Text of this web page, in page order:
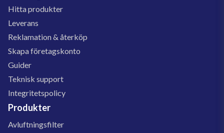
Hitta produkter
Leverans
Reklamation & återköp
Skapa företagskonto
Guider
Teknisk support
Integritetspolicy
Produkter
Avluftningsfilter